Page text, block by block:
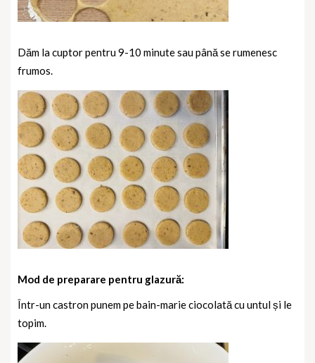
Dăm la cuptor pentru 9-10 minute sau până se rumenesc
frumos.
Mod de preparare pentru glazură:
Într-un castron punem pe bain-marie ciocolată cu untul și le
topim.